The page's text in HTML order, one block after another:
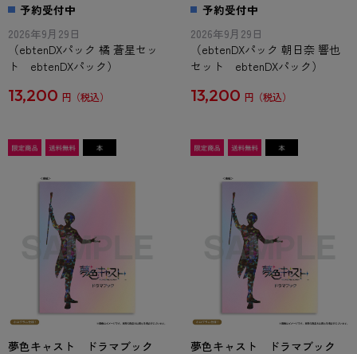
予約受付中
2026年9月29日
（ebtenDXパック 橘 蒼星セッ
ト ebtenDXパック）
13,200 円
予約受付中
2026年9月29日
（ebtenDXパック 朝日奈 響也
セット ebtenDXパック）
13,200 円
夢色キャスト ドラマブック 夢色キャスト ドラマブック